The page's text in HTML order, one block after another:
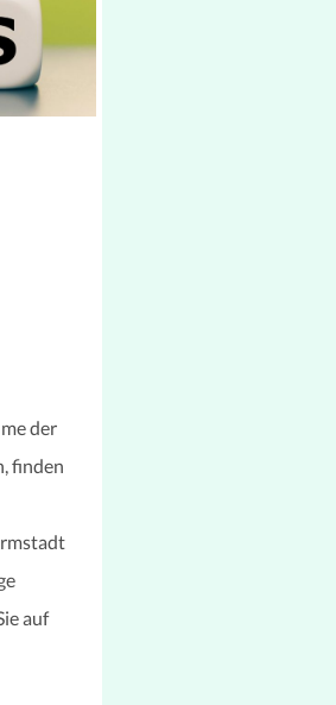
der
finden
auf